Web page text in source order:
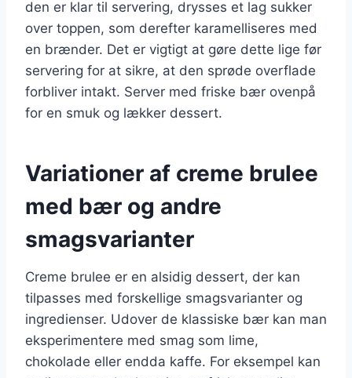
den er klar til servering, drysses et lag sukker
over toppen, som derefter karamelliseres med
en brænder. Det er vigtigt at gøre dette lige før
servering for at sikre, at den sprøde overflade
forbliver intakt. Server med friske bær ovenpå
for en smuk og lækker dessert.
Variationer af creme brulee
med bær og andre
smagsvarianter
Creme brulee er en alsidig dessert, der kan
tilpasses med forskellige smagsvarianter og
ingredienser. Udover de klassiske bær kan man
eksperimentere med smag som lime,
chokolade eller endda kaffe. For eksempel kan